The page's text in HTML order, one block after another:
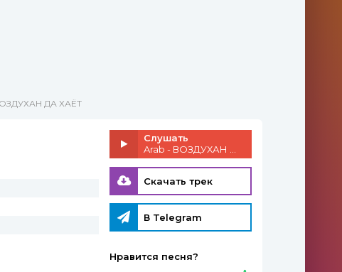
ДА ХАЁТ
Слушать
Скачать трек
В Telegram
Нравится песня?